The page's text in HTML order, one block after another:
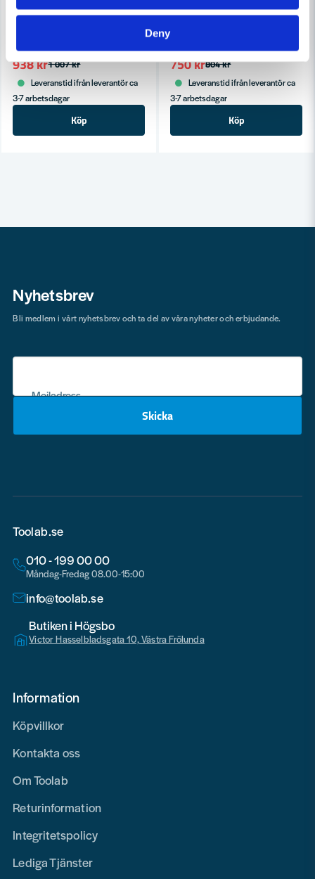
Deny
COBOLT
Cobolt Mallfräs D=29 L=45 TL=95 S=12
1 007 kr
938 kr
Leveranstid ifrån leverantör ca
3-7 arbetsdagar
Köp
COBOLT
Cobolt Mallfräs D=12 L=20
804 kr
750 kr
Leveranstid ifrån leverantör ca
3-7 arbetsdagar
Köp
Nyhetsbrev
Mejladress
Skicka
Bli medlem i vårt nyhetsbrev och ta del av våra nyheter och erbjudande.
Toolab.se
010 - 199 00 00
Måndag-Fredag 08.00-15:00
info@toolab.se
Butiken i Högsbo
Victor Hasselbladsgata 10, Västra Frölunda
Information
Köpvillkor
Kontakta oss
Om Toolab
Returinformation
Integritetspolicy
Lediga Tjänster